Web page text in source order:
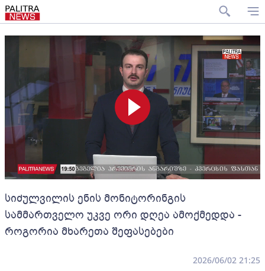
სიძულვილის ენის მონიტორინგის
სამმართველო უკვე ორი დღეა ამოქმედდა -
როგორია მხარეთა შეფასებები
2026/06/02 21:25